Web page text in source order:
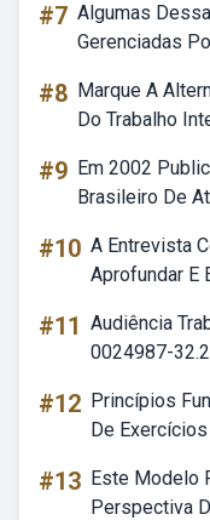
#7 Algumas
Gerenciadas
#8 Marque A
Do Trabalho
#9 Em 2002
Brasileiro De
#10 A Entrevista
Aprofundar E
#11 Audiência
0024987-
#12 Princípios
De
#13 Este Modelo
Perspectiva